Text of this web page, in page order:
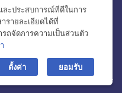
วบ้านเดี่ยว
วีดีโอรีวิว
โมชั่นบ้านและคอนโด
© สงวนลิขสิทธิ์ 2556-2564
ะประสบการณ์ที่ดีในการ
ายละเอียดได้ที่
รถจัดการความเป็นส่วนตัว
ตั้งค่า ยอมรับ